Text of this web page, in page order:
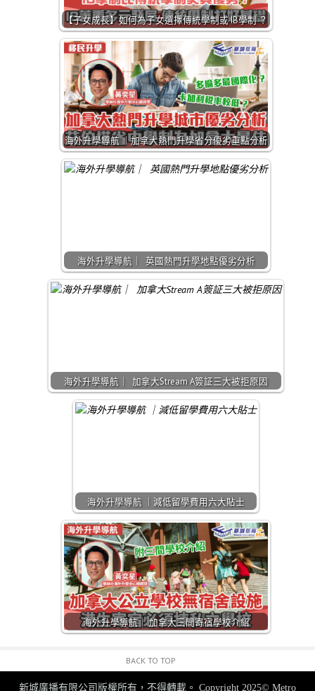
【子女成長】如何為子女選擇傳統學制或 IB學制 ？
海外升學導航 ｜加拿大熱門升學省分優劣重點分析
海外升學導航｜ 英國熱門升學地點優劣分析
海外升學導航｜ 加拿大Stream A簽証三大被拒原因
海外升學導航 ｜減低留學費用六大貼士
海外升學導航｜ 加拿大三間寄宿學校介紹
BACK TO TOP
新城廣播有限公司版權所有，不得轉載。 Copyright 2025© Metro